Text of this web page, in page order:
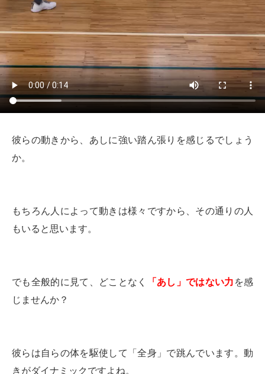
彼らの動きから、あしに強い踏ん張りを感じるでしょう
か。
もちろん人によって動きは様々ですから、その通りの人
もいると思います。
でも全般的に見て、どことなく 「あし」ではない力 を感
じませんか？
彼らは自らの体を駆使して「全身」で跳んでいます。動
きがダイナミックですよね。